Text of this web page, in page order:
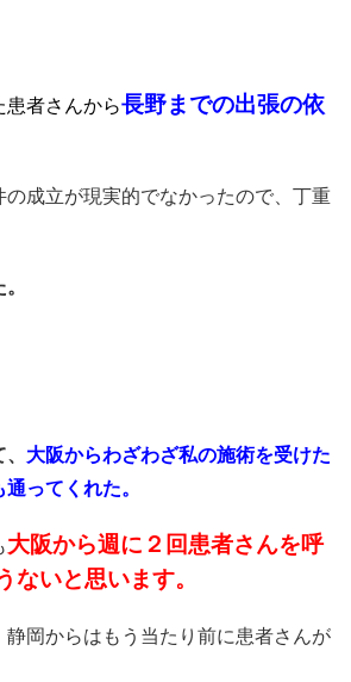
者さんから長野までの出張の依
の成立が現実的でなかったので、丁重
大阪からわざわざ私の施術を受けた
通ってくれた。
大阪から週に２回患者さんを呼
ないと思います。
静岡からはもう当たり前に患者さんが